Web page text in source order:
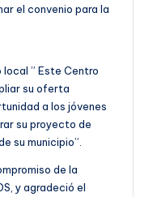
el convenio para la
” Este Centro
su oferta
a los jóvenes
su proyecto de
su municipio”.
de la
y agradeció el